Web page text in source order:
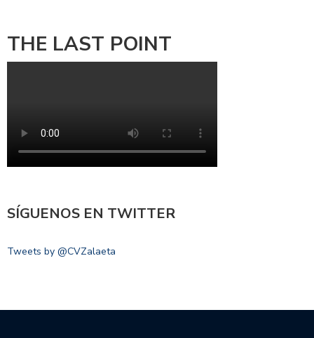
THE LAST POINT
SÍGUENOS EN TWITTER
Tweets by @CVZalaeta